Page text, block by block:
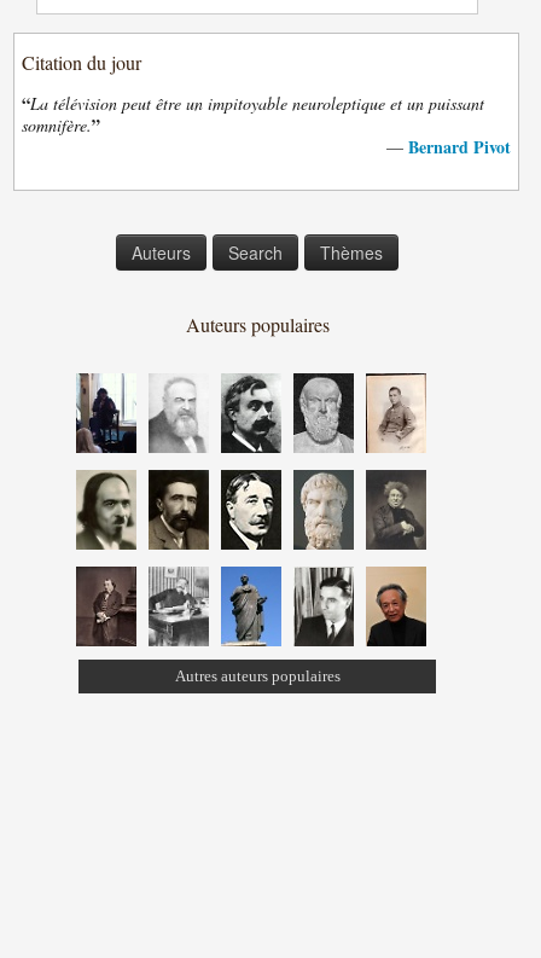
Citation du jour
“La télévision peut être un impitoyable neuroleptique et un puissant
somnifère.”
— Bernard Pivot
Auteurs Search Thèmes
Auteurs populaires
Autres auteurs populaires